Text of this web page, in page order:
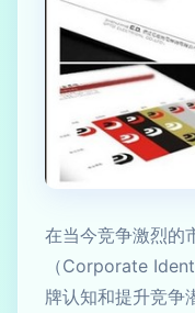
在当今竞争激烈的
（Corporate
牌认知和提升竞争